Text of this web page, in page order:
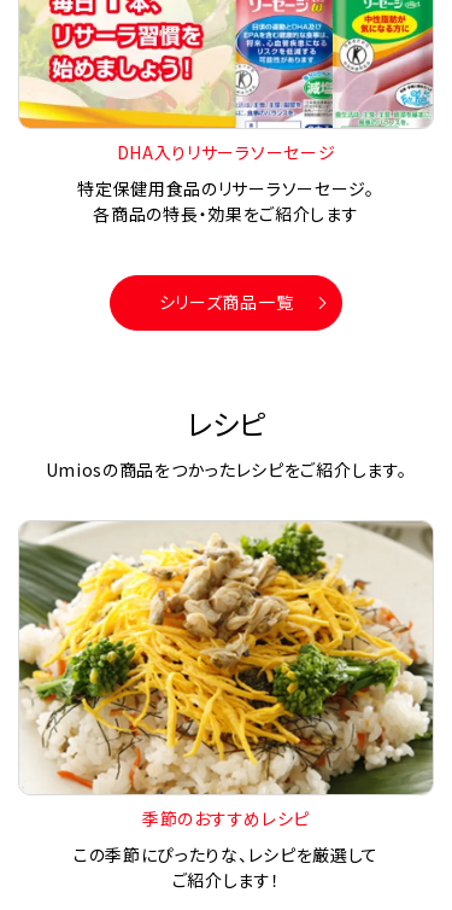
DHA入りリサーラソーセージ
特定保健用食品のリサーラソーセージ。
各商品の特長・効果をご紹介します
シリーズ商品一覧
レシピ
Umiosの商品をつかったレシピをご紹介します。
季節のおすすめレシピ
この季節にぴったりな、レシピを厳選して
ご紹介します！